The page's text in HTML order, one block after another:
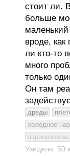
стоит ли.
больше
вроде,
ли кто-то
много
только
Он там
дреды
холодное
парикмахеры
Увидели: 50